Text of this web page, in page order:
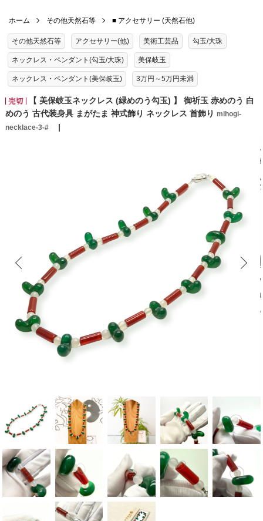
ホーム その他天然石等 ■ アクセサリー (天然石他)
その他天然石等 アクセサリー(他) 美術工芸品 勾玉/大珠
ネックレス・ペンダント(勾玉/大珠) 美保岐玉
ネックレス・ペンダント(美保岐玉) 3万円～5万円未満
【 美保岐玉ネックレス (緑めのう勾玉) 】 御祈玉 赤めのう 白
めのう 古代装身具 まがたま 神式飾り ネックレス 首飾り mihogi-
necklace-3-#